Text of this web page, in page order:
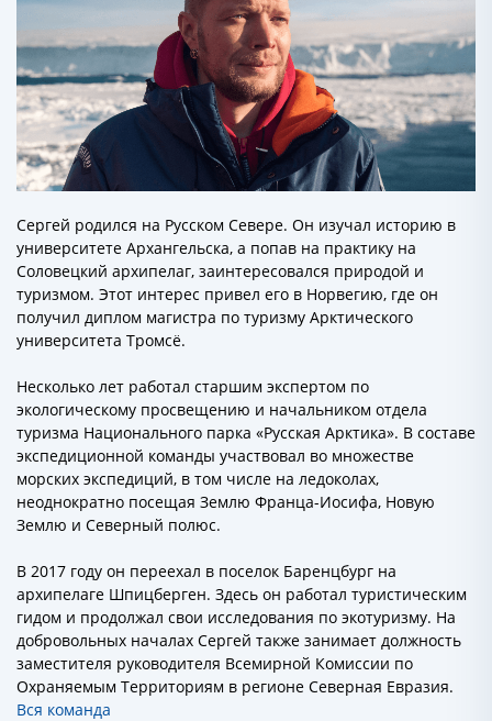
Сергей родился на Русском Севере. Он изучал историю в
университете Архангельска, а попав на практику на
Соловецкий архипелаг, заинтересовался природой и
туризмом. Этот интерес привел его в Норвегию, где он
получил диплом магистра по туризму Арктического
университета Тромсё.
Несколько лет работал старшим экспертом по
экологическому просвещению и начальником отдела
туризма Национального парка «Русская Арктика». В составе
экспедиционной команды участвовал во множестве
морских экспедиций, в том числе на ледоколах,
неоднократно посещая Землю Франца-Иосифа, Новую
Землю и Северный полюс.
В 2017 году он переехал в поселок Баренцбург на
архипелаге Шпицберген. Здесь он работал туристическим
гидом и продолжал свои исследования по экотуризму. На
добровольных началах Сергей также занимает должность
заместителя руководителя Всемирной Комиссии по
Охраняемым Территориям в регионе Северная Евразия.
Вся команда